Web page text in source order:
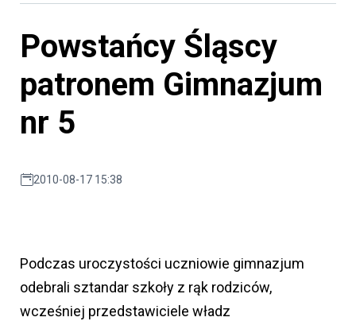
Powstańcy Śląscy
patronem Gimnazjum
nr 5
2010-08-17 15:38
Podczas uroczystości uczniowie gimnazjum
odebrali sztandar szkoły z rąk rodziców,
wcześniej przedstawiciele władz